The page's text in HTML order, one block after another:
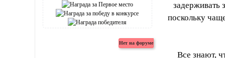
задерживать
поскольку
Все знают,